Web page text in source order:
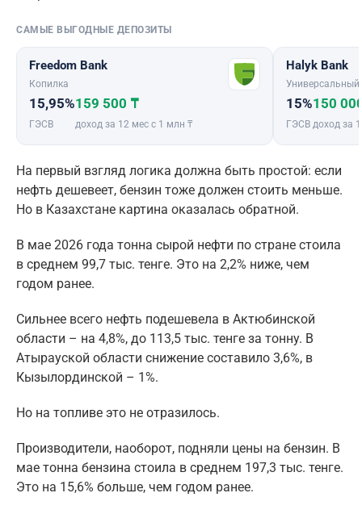
САМЫЕ ВЫГОДНЫЕ ДЕПОЗИТЫ
Freedom Bank
Копилка
15,95%
ГЭСВ
159 500 ₸
доход за 12 мес с 1 млн ₸
Halyk Bank
Универсальный
15%
ГЭСВ
150
доход за
На первый взгляд логика должна быть простой: если
нефть дешевеет, бензин тоже должен стоить меньше.
Но в Казахстане картина оказалась обратной.
В мае 2026 года тонна сырой нефти по стране стоила
в среднем 99,7 тыс. тенге. Это на 2,2% ниже, чем
годом ранее.
Сильнее всего нефть подешевела в Актюбинской
области – на 4,8%, до 113,5 тыс. тенге за тонну. В
Атырауской области снижение составило 3,6%, в
Кызылординской – 1%.
Но на топливе это не отразилось.
Производители, наоборот, подняли цены на бензин. В
мае тонна бензина стоила в среднем 197,3 тыс. тенге.
Это на 15,6% больше, чем годом ранее.